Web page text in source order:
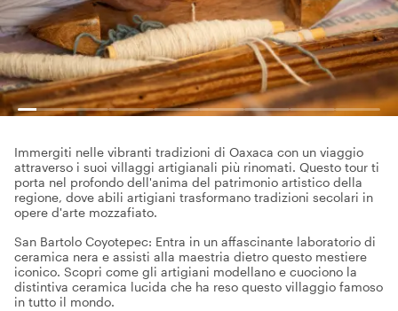
Immergiti nelle vibranti tradizioni di Oaxaca con un viaggio
attraverso i suoi villaggi artigianali più rinomati. Questo tour ti
porta nel profondo dell'anima del patrimonio artistico della
regione, dove abili artigiani trasformano tradizioni secolari in
opere d'arte mozzafiato.
San Bartolo Coyotepec: Entra in un affascinante laboratorio di
ceramica nera e assisti alla maestria dietro questo mestiere
iconico. Scopri come gli artigiani modellano e cuociono la
distintiva ceramica lucida che ha reso questo villaggio famoso
in tutto il mondo.